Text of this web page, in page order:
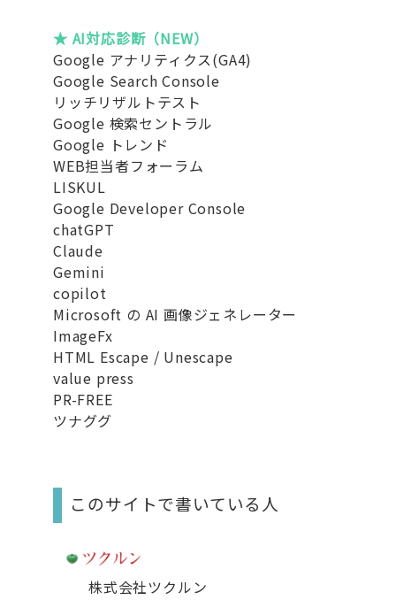
★ AI対応診断（NEW）
Google アナリティクス(GA4)
Google Search Console
リッチリザルトテスト
Google 検索セントラル
Google トレンド
WEB担当者フォーラム
LISKUL
Google Developer Console
chatGPT
Claude
Gemini
copilot
Microsoft の AI 画像ジェネレーター
ImageFx
HTML Escape / Unescape
value press
PR-FREE
ツナググ
このサイトで書いている人
株式会社ツクルン